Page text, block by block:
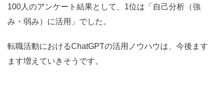
100人のアンケート結果として、1位は「自己分析（強
み・弱み）に活用」でした。
転職活動におけるChatGPTの活用ノウハウは、今後ます
ます増えていきそうです。